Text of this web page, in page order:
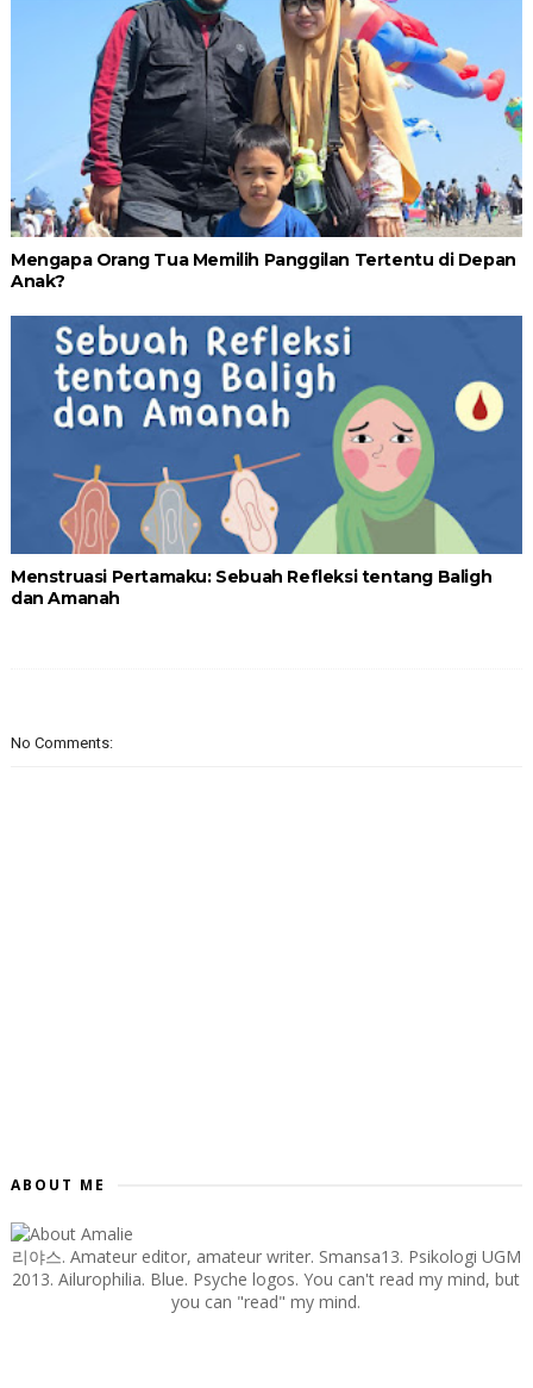
Mengapa Orang Tua Memilih Panggilan Tertentu di Depan
Anak?
Menstruasi Pertamaku: Sebuah Refleksi tentang Baligh
dan Amanah
No Comments:
ABOUT ME
리야스. Amateur editor, amateur writer. Smansa13. Psikologi UGM
2013. Ailurophilia. Blue. Psyche logos. You can't read my mind, but
you can "read" my mind.